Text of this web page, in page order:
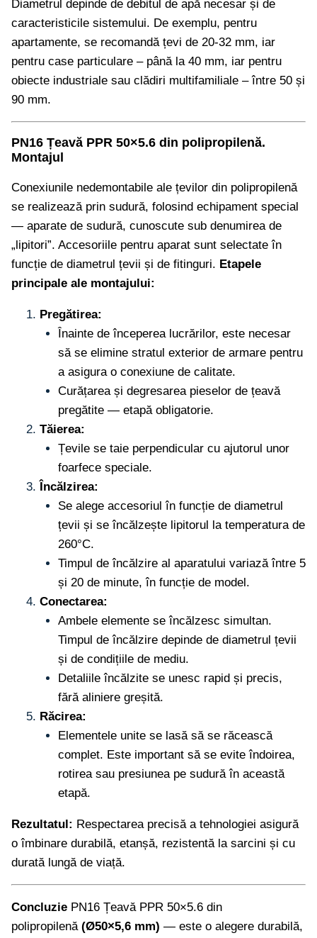
Diametrul depinde de debitul de apă necesar și de
caracteristicile sistemului. De exemplu, pentru
apartamente, se recomandă țevi de 20-32 mm, iar
pentru case particulare – până la 40 mm, iar pentru
obiecte industriale sau clădiri multifamiliale – între 50 și
90 mm.
PN16 Țeavă PPR 50×5.6 din polipropilenă.
Montajul
Conexiunile nedemontabile ale țevilor din polipropilenă
se realizează prin sudură, folosind echipament special
— aparate de sudură, cunoscute sub denumirea de
„lipitori”. Accesoriile pentru aparat sunt selectate în
funcție de diametrul țevii și de fitinguri. Etapele
principale ale montajului:
Pregătirea:
Înainte de începerea lucrărilor, este necesar
să se elimine stratul exterior de armare pentru
a asigura o conexiune de calitate.
Curățarea și degresarea pieselor de țeavă
pregătite — etapă obligatorie.
Tăierea:
Țevile se taie perpendicular cu ajutorul unor
foarfece speciale.
Încălzirea:
Se alege accesoriul în funcție de diametrul
țevii și se încălzește lipitorul la temperatura de
260°C.
Timpul de încălzire al aparatului variază între 5
și 20 de minute, în funcție de model.
Conectarea:
Ambele elemente se încălzesc simultan.
Timpul de încălzire depinde de diametrul țevii
și de condițiile de mediu.
Detaliile încălzite se unesc rapid și precis,
fără aliniere greșită.
Răcirea:
Elementele unite se lasă să se răcească
complet. Este important să se evite îndoirea,
rotirea sau presiunea pe sudură în această
etapă.
Rezultatul: Respectarea precisă a tehnologiei asigură
o îmbinare durabilă, etanșă, rezistentă la sarcini și cu
durată lungă de viață.
Concluzie PN16 Țeavă PPR 50×5.6 din
polipropilenă(Ø50×5,6 mm) — este o alegere durabilă,